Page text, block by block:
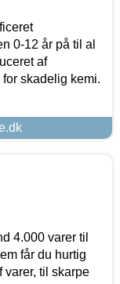
0-12 år på til al
af
skadelig kemi.
4.000 varer til
får du hurtig
varer, til skarpe